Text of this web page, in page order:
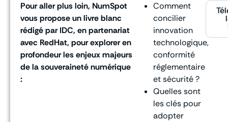
Pour aller plus loin, NumSpot
vous propose un livre blanc
rédigé par IDC, en partenariat
avec RedHat, pour explorer en
profondeur les enjeux majeurs
de la souveraineté numérique
:
Comment
concilier
innovation
technologique,
conformité
réglementaire
et sécurité ?
Quelles sont
les clés pour
adopter